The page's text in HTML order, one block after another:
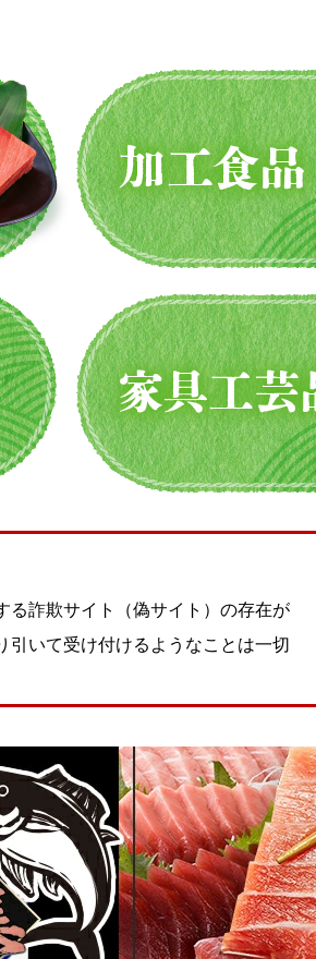
る詐欺サイト（偽サイト）の存在が
引いて受け付けるようなことは一切